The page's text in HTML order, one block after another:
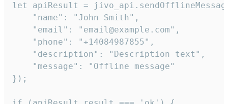
let apiResult =
    "name": "John Smith",
    "email": "email@example.com",
    "phone": "+14084987855",
    "description": "Description text",
    "message": "Offline message"
});